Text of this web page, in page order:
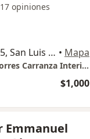
opiniones
Av. Venustiano Carranza 1115, San Luis Potosi • Mapa
Consultorio Privado - Edificio Torres Carranza Interior 6, Planta Baja
$1,000
Emmanuel